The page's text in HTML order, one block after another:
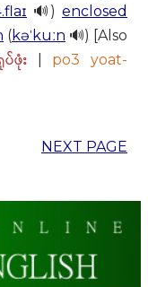
🔊)enclosed
(kəˈkuːn 🔊) [Also
ပ်ဖုံး
po3 yoat-
NEXT PAGE